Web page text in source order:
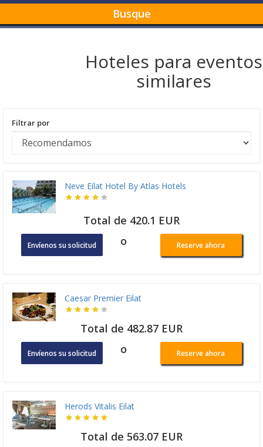
Busque
Hoteles para eventos
similares
Filtrar por
Neve Eilat Hotel By Atlas Hotels
Total de 420.1 EUR
Envíenos su solicitud o Reserve ahora
Caesar Premier Eilat
Total de 482.87 EUR
Envíenos su solicitud o Reserve ahora
Herods Vitalis Eilat
Total de 563.07 EUR